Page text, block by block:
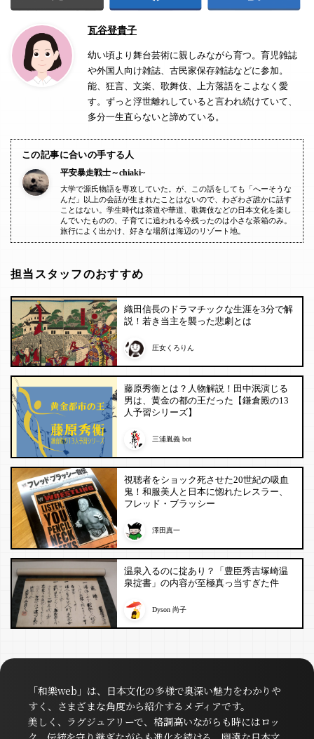
瓦谷登貴子
幼い頃より舞台芸術に親しみながら育つ。育児雑誌
や外国人向け雑誌、古民家保存雑誌などに参加。
能、狂言、文楽、歌舞伎、上方落語をこよなく愛
す。ずっと浮世離れしていると言われ続けていて、
多分一生直らないと諦めている。
この記事に合いの手する人
平安暴走戦士～chiaki~
大学で源氏物語を専攻していた。が、この話をしても「へーそうな
んだ」以上の会話が生まれたことはないので、わざわざ誰かに話す
ことはない。学生時代は茶道や華道、歌舞伎などの日本文化を楽し
んでいたものの、子育てに追われる今残ったのは小さな茶箱のみ。
旅行によく出かけ、好きな場所は海辺のリゾート地。
担当スタッフのおすすめ
織田信長のドラマチックな生涯を3分で解
説！若き当主を襲った悲劇とは
圧女くろりん
藤原秀衡とは？人物解説！田中泯演じる
男は、黄金の都の王だった【鎌倉殿の13
人予習シリーズ】
三浦胤義 bot
視聴者をショック死させた20世紀の吸血
鬼！和服美人と日本に惚れたレスラー、
フレッド・ブラッシー
澤田真一
温泉入るのに掟あり？「豊臣秀吉塚崎温
泉掟書」の内容が至極真っ当すぎた件
Dyson 尚子
「和樂web」は、日本文化の多様で奥深い魅力をわかりや
すく、さまざまな角度から紹介するメディアです。
美しく、ラグジュアリーで、格調高いながらも時にはロッ